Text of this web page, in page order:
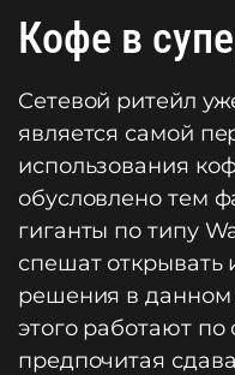
Кофе в
Сетевой ритейл
является самой
использования
обусловлено тем
гиганты по типу
спешат открывать
решения в данном
этого работают
предпочитая